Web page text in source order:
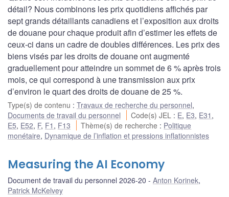
détail? Nous combinons les prix quotidiens affichés par
sept grands détaillants canadiens et l’exposition aux droits
de douane pour chaque produit afin d’estimer les effets de
ceux-ci dans un cadre de doubles différences. Les prix des
biens visés par les droits de douane ont augmenté
graduellement pour atteindre un sommet de 6 % après trois
mois, ce qui correspond à une transmission aux prix
d’environ le quart des droits de douane de 25 %.
Type(s) de contenu : Travaux de recherche du personnel,
Documents de travail du personnel
Code(s) JEL : E, E3, E31 ,
E5, E52, F, F1 , F13 Thème(s) de recherche : Politique
monétaire, Dynamique de l’inflation et pressions inflationnistes
Measuring the AI Economy
Document de travail du personnel 2026-20 Anton Korinek,
Patrick McKelvey